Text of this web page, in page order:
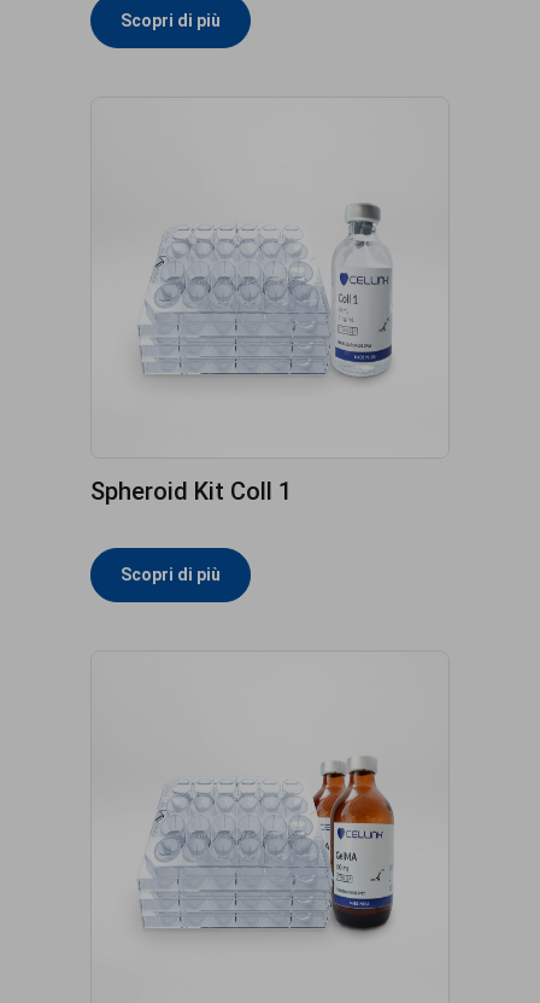
Scopri di più
Spheroid Kit Coll 1
Scopri di più